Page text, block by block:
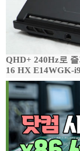
QHD+ 240Hz로
16 HX E14WGK-